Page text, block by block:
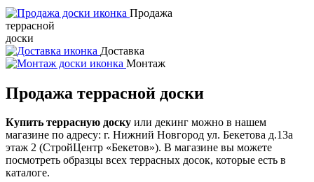
Продажа
террасной
доски
Доставка
Монтаж
Продажа террасной доски
Купить террасную доску или декинг можно в нашем
магазине по адресу: г. Нижний Новгород ул. Бекетова д.13а
этаж 2 (СтройЦентр «Бекетов»). В магазине вы можете
посмотреть образцы всех террасных досок, которые есть в
каталоге.